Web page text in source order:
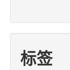
标签